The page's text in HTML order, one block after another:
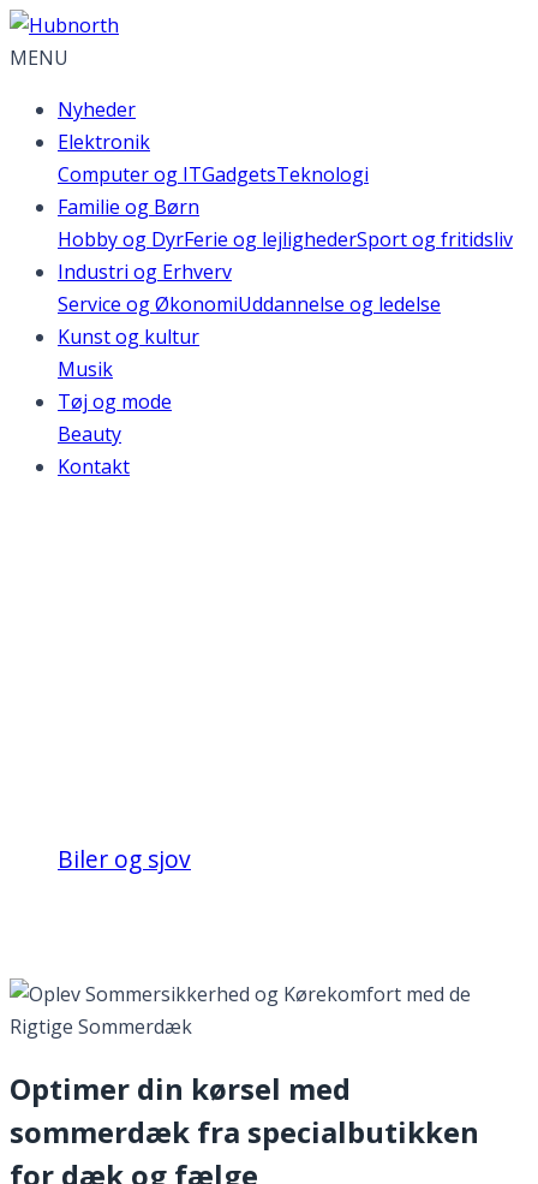
MENU
Nyheder
Elektronik
Computer og ITGadgetsTeknologi
Familie og Børn
Hobby og DyrFerie og lejlighederSport og fritidsliv
Industri og Erhverv
Service og ØkonomiUddannelse og ledelse
Kunst og kultur
Musik
Tøj og mode
Beauty
Kontakt
Biler og sjov
Optimer din kørsel med
sommerdæk fra specialbutikken
for dæk og fælge